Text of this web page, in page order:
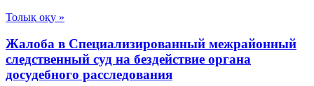
Толық оқу »
Жалоба в Специализированный межрайонный
следственный суд на бездействие органа
досудебного расследования